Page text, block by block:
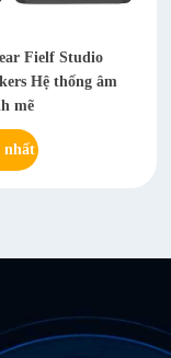
Fielf Studio
Hệ thống âm
mẽ
nhất